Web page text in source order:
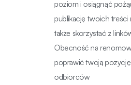
poziom i osiągnąć
publikację twoich
także skorzystać z
Obecność na
poprawić twoją
odbiorców